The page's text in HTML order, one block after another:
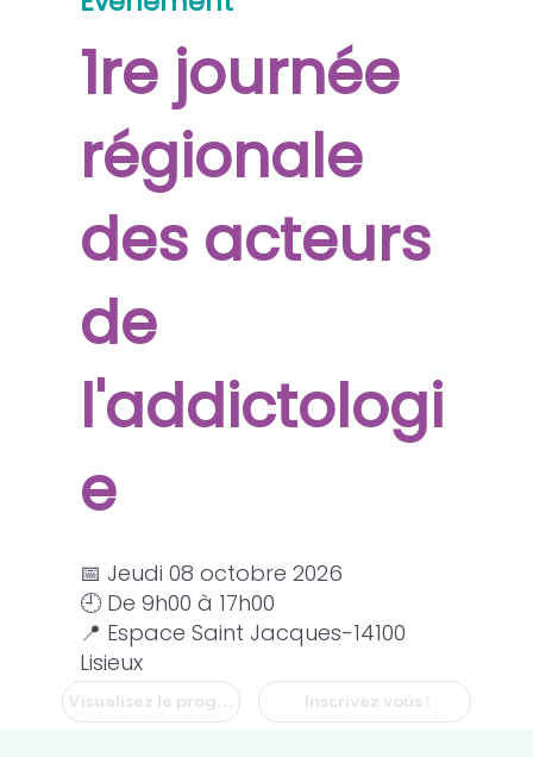
1re journée
régionale
des acteurs
de
l'addictologi
e
📅 Jeudi 08 octobre 2026
🕘 De 9h00 à 17h00
📍 Espace Saint Jacques-14100
Lisieux
Visualisez le programme Inscrivez vous !